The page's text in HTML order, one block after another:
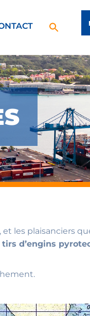
les plaisanciers
tirs d’engins